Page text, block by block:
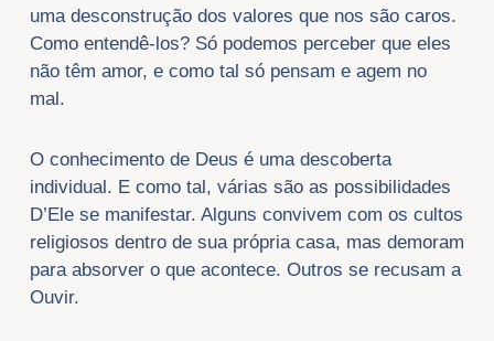
uma desconstrução dos valores que nos são caros.
Como entendê-los? Só podemos perceber que eles
não têm amor, e como tal só pensam e agem no
mal.
O conhecimento de Deus é uma descoberta
individual. E como tal, várias são as possibilidades
D’Ele se manifestar. Alguns convivem com os cultos
religiosos dentro de sua própria casa, mas demoram
para absorver o que acontece. Outros se recusam a
Ouvir.